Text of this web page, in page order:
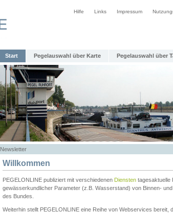
Hilfe Links Impressum
Start Pegelauswahl über Karte Pegelauswahl über
Newsletter
Willkommen
PEGELONLINE publiziert mit verschiedenen Diensten tagesaktuelle
gewässerkundlicher Parameter (z.B. Wasserstand) von Binnen-
des Bundes.
Weiterhin stellt PEGELONLINE eine Reihe von Webservices bereit,